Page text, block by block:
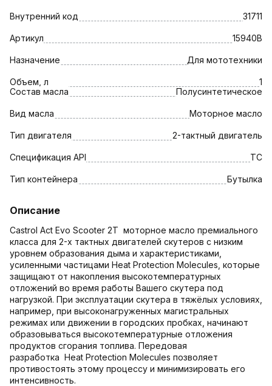
Внутренний код 31711
Артикул 15940B
Назначение Для мототехники
Объем, л
1
Состав масла
Полусинтетическое
Вид масла Моторное масло
Тип двигателя 2-тактный двигатель
Спецификация API TC
Тип контейнера Бутылка
Описание
Castrol Act Evo Scooter 2T моторное масло премиального
класса для 2-х тактных двигателей скутеров с низким
уровнем образования дыма и характеристиками,
усиленными частицами Heat Protection Molecules, которые
защищают от накопления высокотемпературных
отложений во время работы Вашего скутера под
нагрузкой. При эксплуатации скутера в тяжёлых условиях,
например, при высоконагруженных магистральных
режимах или движении в городских пробках, начинают
образовываться высокотемпературные отложения
продуктов сгорания топлива. Передовая
разработка Heat Protection Molecules позволяет
противостоять этому процессу и минимизировать его
интенсивность.